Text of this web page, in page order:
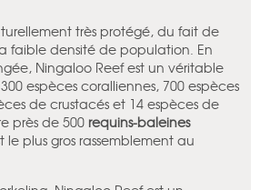
très protégé, du fait de
faible densité de population. En
Ningaloo Reef est un véritable
espèces coralliennes, 700 espèces
de crustacés et 14 espèces de
près de 500 requins-baleines
plus gros rassemblement au